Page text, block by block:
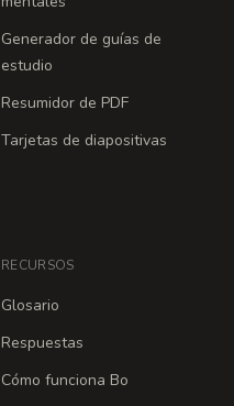
Generador de guías de
estudio
Resumidor de PDF
Tarjetas de diapositivas
RECURSOS
Glosario
Respuestas
Cómo funciona Bo